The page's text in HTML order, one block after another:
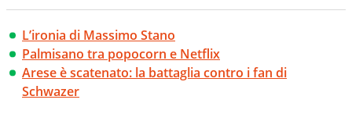
L’ironia di Massimo Stano
Palmisano tra popocorn e Netflix
Arese è scatenato: la battaglia contro i fan di
Schwazer